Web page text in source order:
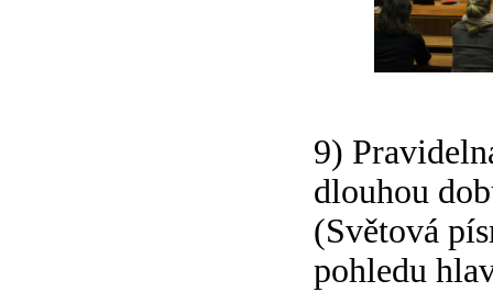
9)
dlouhou
(Světová
pohledu